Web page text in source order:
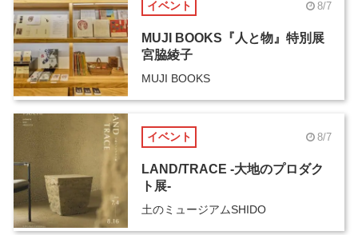
イベント 8/7
MUJI BOOKS『人と物』特別展
宮脇綾子
MUJI BOOKS
イベント 8/7
LAND/TRACE -大地のプロダク
ト展-
土のミュージアムSHIDO